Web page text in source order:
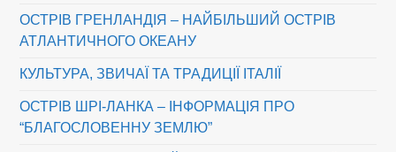
ОСТРІВ ГРЕНЛАНДІЯ – НАЙБІЛЬШИЙ ОСТРІВ
АТЛАНТИЧНОГО ОКЕАНУ
КУЛЬТУРА, ЗВИЧАЇ ТА ТРАДИЦІЇ ІТАЛІЇ
ОСТРІВ ШРІ-ЛАНКА – ІНФОРМАЦІЯ ПРО
“БЛАГОСЛОВЕННУ ЗЕМЛЮ”